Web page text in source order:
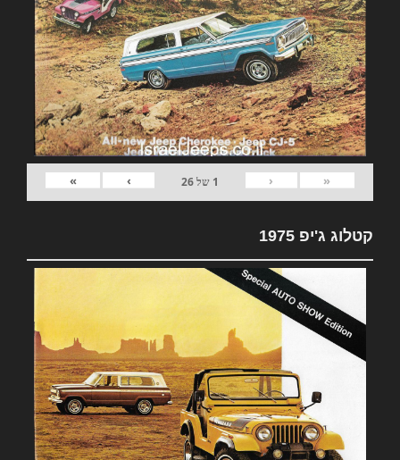
«
‹
1 של26
›
»
קטלוג ג'יפ 1975